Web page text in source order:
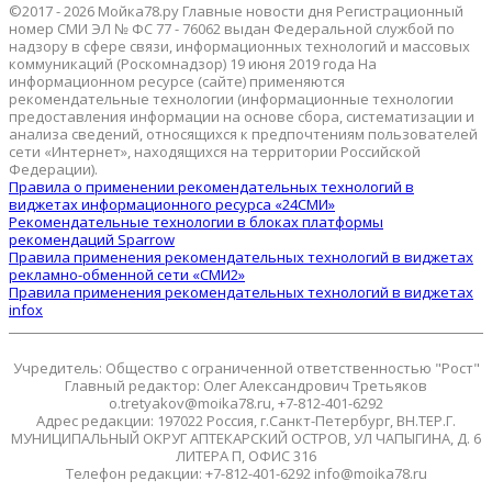
©2017 - 2026 Мойка78.ру Главные новости дня Регистрационный
номер СМИ ЭЛ № ФС 77 - 76062 выдан Федеральной службой по
надзору в сфере связи, информационных технологий и массовых
коммуникаций (Роскомнадзор) 19 июня 2019 года На
информационном ресурсе (сайте) применяются
рекомендательные технологии (информационные технологии
предоставления информации на основе сбора, систематизации и
анализа сведений, относящихся к предпочтениям пользователей
сети «Интернет», находящихся на территории Российской
Федерации).
Правила о применении рекомендательных технологий в
виджетах информационного ресурса «24СМИ»
Рекомендательные технологии в блоках платформы
рекомендаций Sparrow
Правила применения рекомендательных технологий в виджетах
рекламно-обменной сети «СМИ2»
Правила применения рекомендательных технологий в виджетах
infox
Учредитель: Общество с ограниченной ответственностью "Рост"
Главный редактор: Олег Александрович Третьяков
o.tretyakov@moika78.ru, +7-812-401-6292
Адрес редакции: 197022 Россия, г.Санкт-Петербург, ВН.ТЕР.Г.
МУНИЦИПАЛЬНЫЙ ОКРУГ АПТЕКАРСКИЙ ОСТРОВ, УЛ ЧАПЫГИНА, Д. 6
ЛИТЕРА П, ОФИС 316
Телефон редакции: +7-812-401-6292 info@moika78.ru